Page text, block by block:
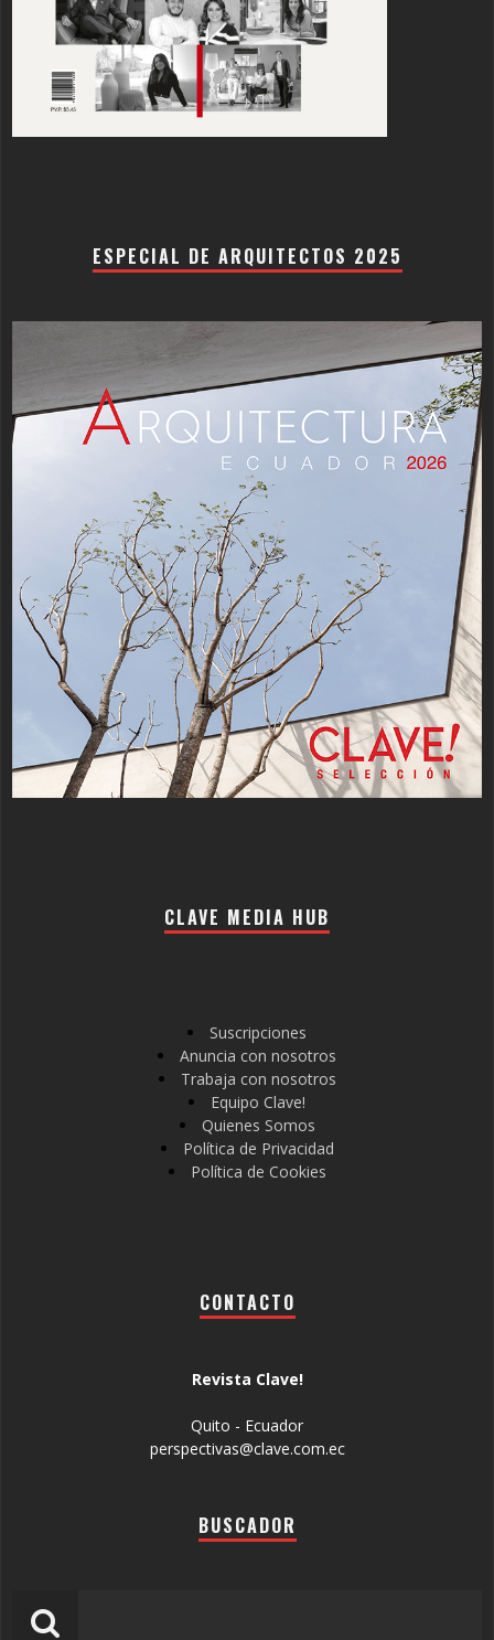
ESPECIAL DE ARQUITECTOS 2025
CLAVE MEDIA HUB
Suscripciones
Anuncia con nosotros
Trabaja con nosotros
Equipo Clave!
Quienes Somos
Política de Privacidad
Política de Cookies
CONTACTO
Revista Clave!
Quito - Ecuador
perspectivas@clave.com.ec
BUSCADOR